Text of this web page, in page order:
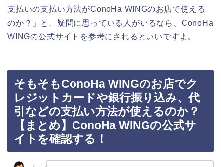
支払いの支払い方法がConoHa WINGのお店で使える
のか？」と、疑問に思っている人がいるなら、ConoHa
WINGの公式サイトを参考にされるといいですよ。
そもそもConoHa WINGのお店でク
レジットカードや銀行振り込み、代
引などの支払い方法が使えるのか？
【まとめ】ConoHa WINGの公式サ
イトを確認する！